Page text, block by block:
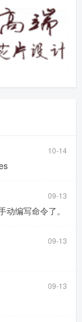
10-14
09-13
编写命令了。
09-13
09-13